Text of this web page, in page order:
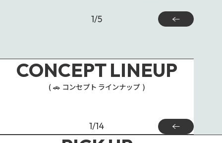
1/5
CONCEPT LINEUP
🚗 コンセプト ラインナップ
MOVE
1/14